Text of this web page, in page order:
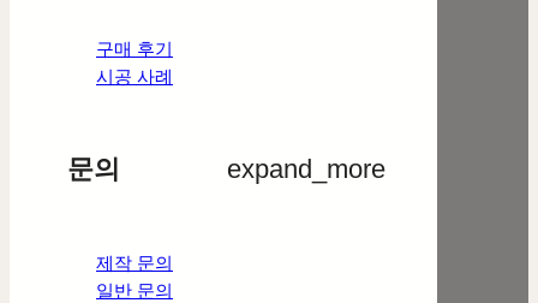
구매 후기
시공 사례
문의 expand_more
제작 문의
일반 문의